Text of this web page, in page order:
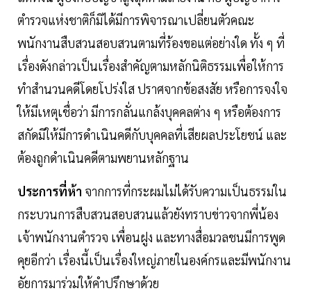
ตํารวจแห่งชาติก็มิได้มีการพิจารณาเปลี่ยนตัวคณะ
พนักงานสืบสวนสอบสวนตามที่ร้องขอแต่อย่างใด ทั้ง ๆ ที่
เรื่องดังกล่าวเป็นเรื่องสําคัญตามหลักนิติธรรมเพื่อให้การ
ทําสํานวนคดีโดยโปร่งใส ปราศจากข้อสงสัย หรือการจงใจ
ให้มีเหตุเชื่อว่า มีการกลั่นแกล้งบุคคลต่าง ๆ หรือต้องการ
สกัดมิให้มีการดําเนินคดีกับบุคคลที่เสียผลประโยชน์ และ
ต้องถูกดําเนินคดีตามพยานหลักฐาน
ประการที่ห้า จากการที่กระผมไม่ได้รับความเป็นธรรมใน
กระบวนการสืบสวนสอบสวนแล้วยังทราบข่าวจากพี่น้อง
เจ้าพนักงานตํารวจ เพื่อนฝูง และทางสื่อมวลชนมีการพูด
คุยอีกว่า เรื่องนี้เป็นเรื่องใหญ่ภายในองค์กรและมีพนักงาน
อัยการมาร่วมให้คําปรึกษาด้วย